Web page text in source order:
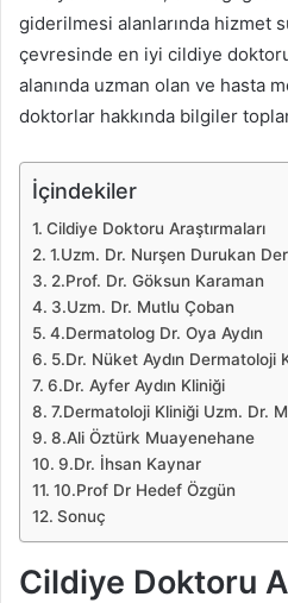
giderilmesi alanlarında hizmet
çevresinde en iyi cildiye
alanında uzman olan ve hasta
doktorlar hakkında bilgiler
İçindekiler
Cildiye Doktoru Araştırmaları
1.Uzm. Dr. Nurşen Durukan
2.Prof. Dr. Göksun Karaman
3.Uzm. Dr. Mutlu Çoban
4.Dermatolog Dr. Oya Aydın
5.Dr. Nüket Aydın Dermatoloji
6.Dr. Ayfer Aydın Kliniği
7.Dermatoloji Kliniği Uzm. Dr.
8.Ali Öztürk Muayenehane
9.Dr. İhsan Kaynar
10.Prof Dr Hedef Özgün
Sonuç
Cildiye Doktoru